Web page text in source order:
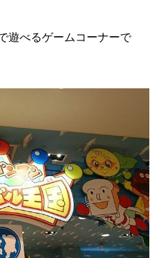
遊べるゲームコーナーで